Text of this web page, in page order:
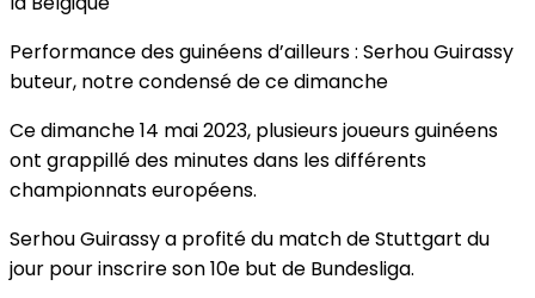
Performance des guinéens d’ailleurs : Serhou Guirassy
buteur, notre condensé de ce dimanche
Ce dimanche 14 mai 2023, plusieurs joueurs guinéens
ont grappillé des minutes dans les différents
championnats européens.
Serhou Guirassy a profité du match de Stuttgart du
jour pour inscrire son 10e but de Bundesliga.